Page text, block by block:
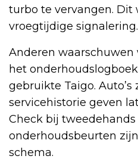
turbo te vervangen. Dit
vroegtijdige signalering.
Anderen waarschuwen
het
gebruikte Taigo.
servicehistorie geven
Check bij
onderhoudsbeurten
schema.